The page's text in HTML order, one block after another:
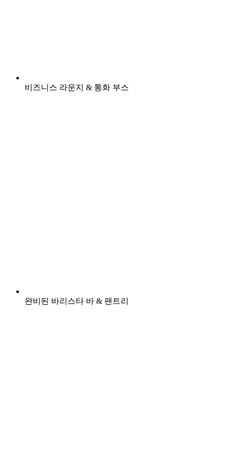
비즈니스 라운지 & 통화 부스
완비된 바리스타 바 & 팬트리